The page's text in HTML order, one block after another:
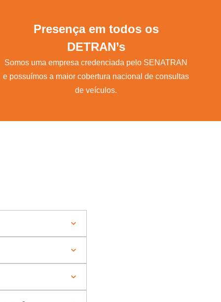
Presença em todos os
DETRAN’s
Somos uma empresa credenciada pelo SENATRAN
e possuímos a maior cobertura nacional de consultas
de veículos.